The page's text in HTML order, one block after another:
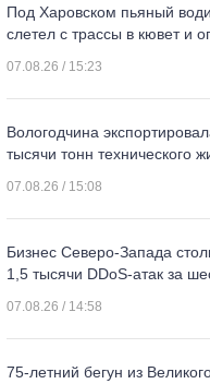
Под Харовском пьяный
слетел с трассы в кювет и
07.08.26 / 15:23
Вологодчина
тысячи тонн технического
07.08.26 / 15:08
Бизнес Северо-Запада
1,5 тысячи DDoS-атак за
07.08.26 / 14:58
75-летний бегун из